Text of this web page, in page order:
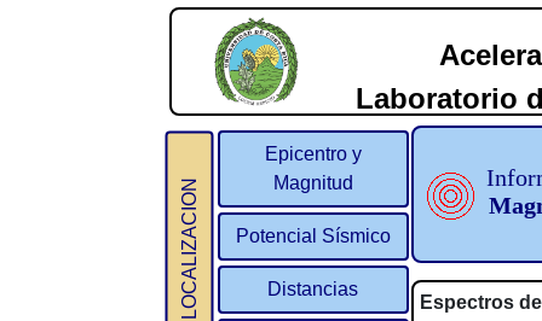
Laboratorio
2
LOCALIZACION
Epicentro y
Magnitud
Potencial Sísmico
Distancias
Espectros